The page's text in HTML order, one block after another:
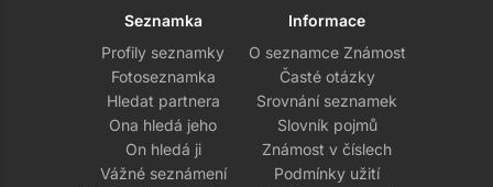
Seznamka
Profily seznamky
Fotoseznamka
Hledat partnera
Ona hledá jeho
On hledá ji
Vážné seznámení
Informace
O seznamce Známost
Časté otázky
Srovnání seznamek
Slovník pojmů
Známost v číslech
Podmínky užití